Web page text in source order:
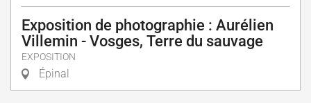
Exposition de photographie : Aurélien
Villemin - Vosges, Terre du sauvage
EXPOSITION
Épinal